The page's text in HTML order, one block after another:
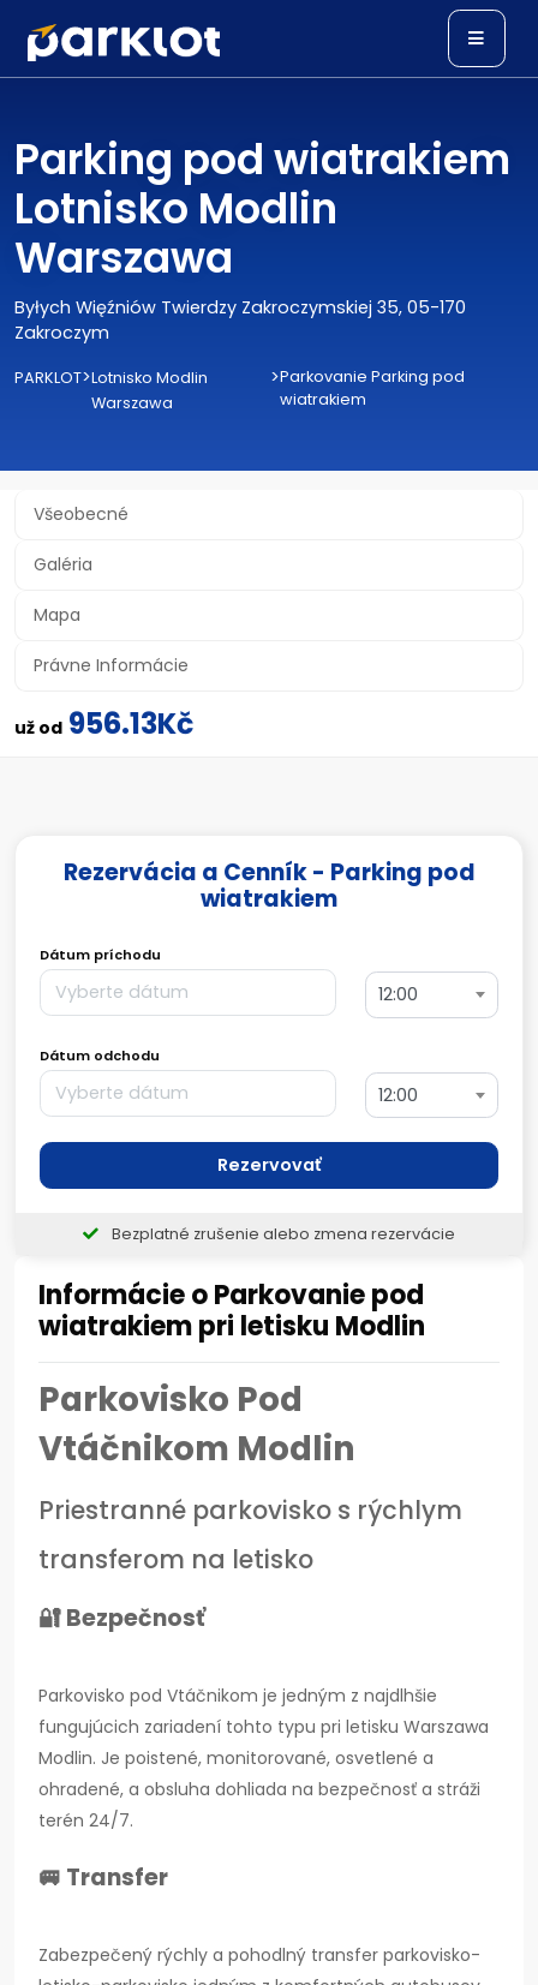
Parking pod wiatrakiem
Lotnisko Modlin
Warszawa
Byłych Więźniów Twierdzy Zakroczymskiej 35, 05-170
Zakroczym
PARKLOT>Lotnisko Modlin
Warszawa
>Parkovanie Parking pod
wiatrakiem
Všeobecné
Galéria
Mapa
Právne Informácie
už od 956.13Kč
Informácie o Parkovanie pod
wiatrakiem pri letisku Modlin
Parkovisko Pod
Vtáčnikom Modlin
Priestranné parkovisko s rýchlym
transferom na letisko
🔐 Bezpečnosť
Parkovisko pod Vtáčnikom je jedným z najdlhšie
fungujúcich zariadení tohto typu pri letisku Warszawa
Modlin. Je poistené, monitorované, osvetlené a
ohradené, a obsluha dohliada na bezpečnosť a stráži
terén 24/7.
🚐 Transfer
Zabezpečený rýchly a pohodlný transfer parkovisko-
Rezervácia a Cenník - Parking pod
wiatrakiem
Dátum príchodu
12:00
Dátum odchodu
12:00
Rezervovať
Bezplatné zrušenie alebo zmena rezervácie